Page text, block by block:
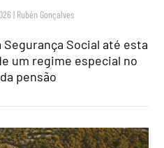
| Rubén Gonçalves
Social até esta
um regime especial no
pensão